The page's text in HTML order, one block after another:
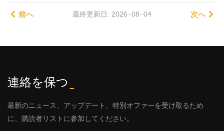
最終更新日: 2026-08-04
前へ 次へ
連絡を保つ
最新のニュース、アップデート、特別オファーを受け取るため
に、購読者リストに参加してください。